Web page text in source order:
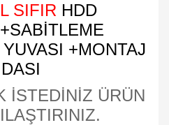
SIFIR HDD
+MONTAJ
İSTEDİNİZ ÜRÜN